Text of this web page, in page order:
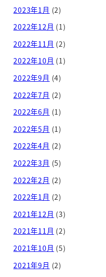
2023年1月 (2)
2022年12月 (1)
2022年11月 (2)
2022年10月 (1)
2022年9月 (4)
2022年7月 (2)
2022年6月 (1)
2022年5月 (1)
2022年4月 (2)
2022年3月 (5)
2022年2月 (2)
2022年1月 (2)
2021年12月 (3)
2021年11月 (2)
2021年10月 (5)
2021年9月 (2)